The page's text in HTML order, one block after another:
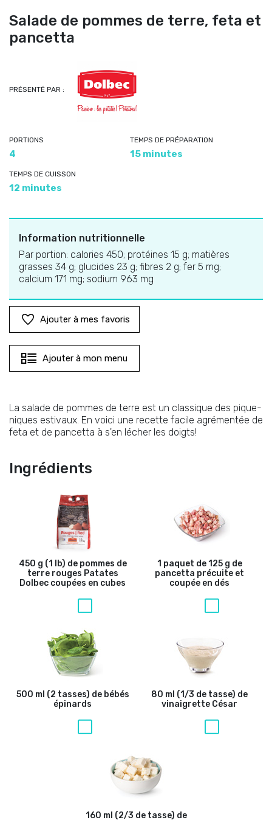
Salade de pommes de terre, feta et
pancetta
PRÉSENTÉ PAR :
PORTIONS
4
TEMPS DE PRÉPARATION
15 minutes
TEMPS DE CUISSON
12 minutes
Information nutritionnelle
Par portion: calories 450; protéines 15 g; matières
grasses 34 g; glucides 23 g; fibres 2 g; fer 5 mg;
calcium 171 mg; sodium 963 mg
Ajouter à mes favoris
Ajouter à mon menu
La salade de pommes de terre est un classique des pique-
niques estivaux. En voici une recette facile agrémentée de
feta et de pancetta à s'en lécher les doigts!
Ingrédients
450 g (1 lb) de pommes de
terre rouges Patates
Dolbec coupées en cubes
1 paquet de 125 g de
pancetta précuite et
coupée en dés
500 ml (2 tasses) de bébés
épinards
80 ml (1/3 de tasse) de
vinaigrette César
160 ml (2/3 de tasse) de